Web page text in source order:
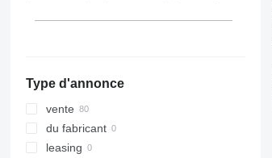
Type d'annonce
vente
du fabricant
leasing